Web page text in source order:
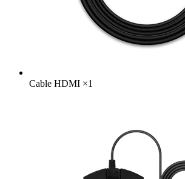
Cable HDMI ×1